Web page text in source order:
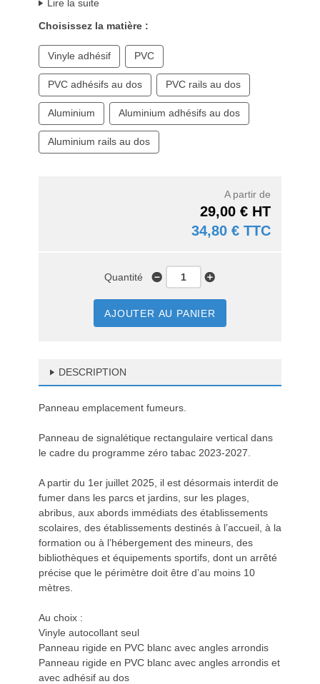
Lire la suite
Choisissez la matière :
Vinyle adhésif PVC
PVC adhésifs au dos PVC rails au dos
Aluminium Aluminium adhésifs au dos
Aluminium rails au dos
A partir de
29,00 € HT
34,80 € TTC
Quantité
AJOUTER AU PANIER
DESCRIPTION
Panneau emplacement fumeurs.
Panneau de signalétique rectangulaire vertical dans
le cadre du programme zéro tabac 2023-2027.
A partir du 1er juillet 2025, il est désormais interdit de
fumer dans les parcs et jardins, sur les plages,
abribus, aux abords immédiats des établissements
scolaires, des établissements destinés à l’accueil, à la
formation ou à l’hébergement des mineurs, des
bibliothèques et équipements sportifs, dont un arrêté
précise que le périmètre doit être d’au moins 10
mètres.
Au choix :
Vinyle autocollant seul
Panneau rigide en PVC blanc avec angles arrondis
Panneau rigide en PVC blanc avec angles arrondis et
avec adhésif au dos